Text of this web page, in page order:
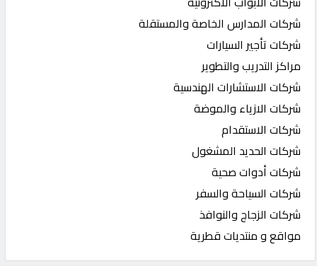
شركات المدارس الخاصة والمستقلة
شركات تأجير السيارات
مراكز التدريب والتطوير
شركات الاستشارات الهندسية
شركات الازياء والموضة
شركات الاستقدام
شركات الحديد المشغول
شركات أدوات صحية
شركات السياحة والسفر
شركات الزجاج والنوافذ
مواقع و منتديات قطرية